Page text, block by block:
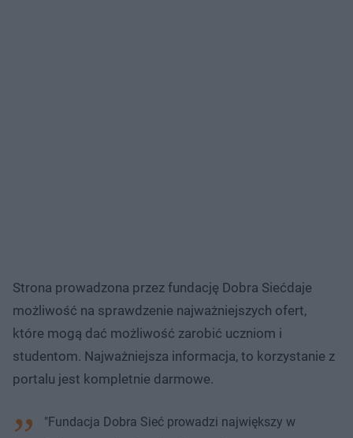
Strona prowadzona przez fundację Dobra Siećdaje
możliwość na sprawdzenie najważniejszych ofert,
które mogą dać możliwość zarobić uczniom i
studentom. Najważniejsza informacja, to korzystanie z
portalu jest kompletnie darmowe.
"Fundacja Dobra Sieć prowadzi największy w